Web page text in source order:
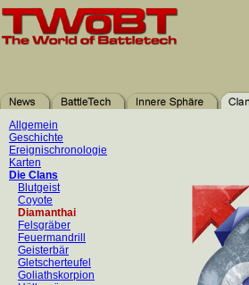
Allgemein
Geschichte
Ereignischronologie
Karten
Die Clans
Blutgeist
Coyote
Diamanthai
Felsgräber
Feuermandrill
Geisterbär
Gletscherteufel
Goliathskorpion